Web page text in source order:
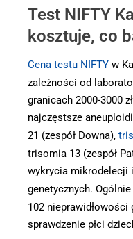
Test NIFTY
kosztuje, co
Cena testu NIFTY w
zależności od
granicach 2000-3000
najczęstsze
21 (zespół Downa),
trisomia 13 (zespół
wykrycia mikrodelecji
genetycznych. Ogólnie
102
sprawdzenie płci